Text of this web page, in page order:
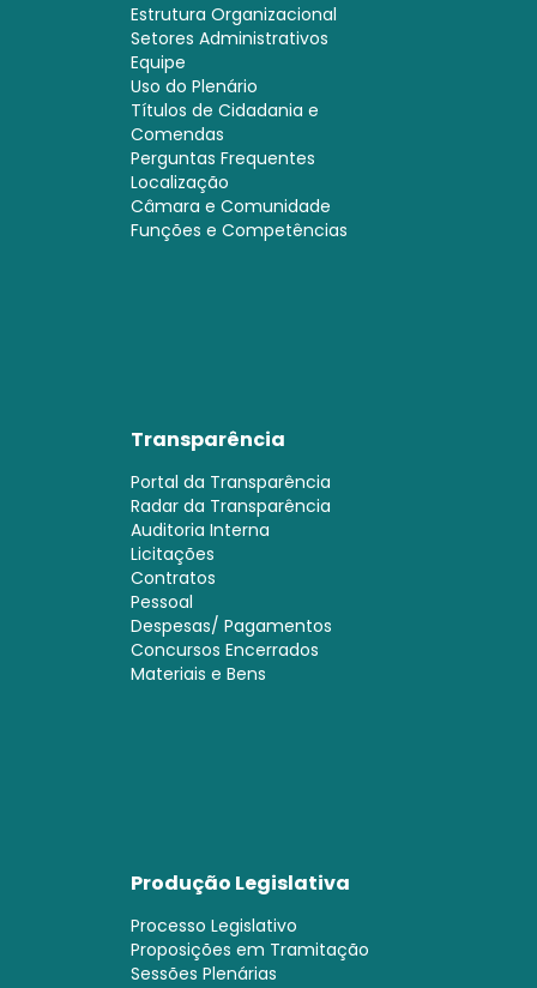
Estrutura Organizacional
Setores Administrativos
Equipe
Uso do Plenário
Títulos de Cidadania e
Comendas
Perguntas Frequentes
Localização
Câmara e Comunidade
Funções e Competências
Transparência
Portal da Transparência
Radar da Transparência
Auditoria Interna
Licitações
Contratos
Pessoal
Despesas/ Pagamentos
Concursos Encerrados
Materiais e Bens
Produção Legislativa
Processo Legislativo
Proposições em Tramitação
Sessões Plenárias